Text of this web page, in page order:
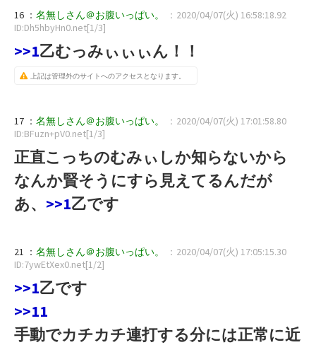
16 ： 名無しさん＠お腹いっぱい。
：2020/04/07(火) 16:58:18.92
ID:Dh5hbyHn0.net[1/3]
>>1乙むっみぃぃぃん！！
上記は管理外のサイトへのアクセスとなります。
17 ： 名無しさん＠お腹いっぱい。
：2020/04/07(火) 17:01:58.80
ID:BFuzn+pV0.net[1/3]
正直こっちのむみぃしか知らないから
なんか賢そうにすら見えてるんだが
あ、 >>1乙です
21 ： 名無しさん＠お腹いっぱい。
：2020/04/07(火) 17:05:15.30
ID:7ywEtXex0.net[1/2]
>>1乙です
>>11
手動でカチカチ連打する分には正常に近